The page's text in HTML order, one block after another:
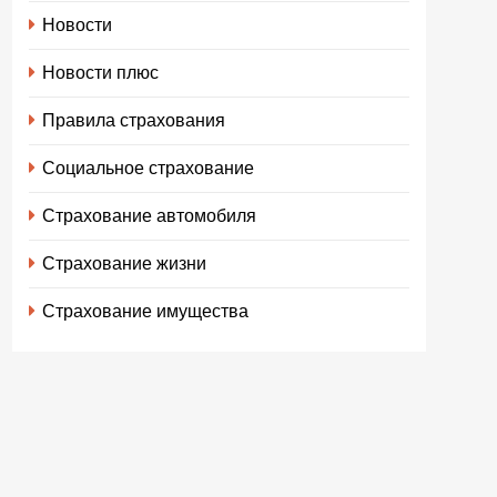
Новости
Новости плюс
Правила страхования
Социальное страхование
Страхование автомобиля
Страхование жизни
Страхование имущества